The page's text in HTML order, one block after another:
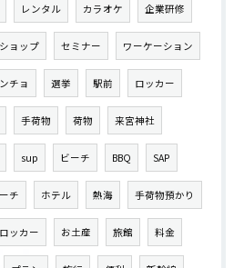
レンタル カラオケ 企業研修
ョップ セミナー ワーケーション
チョ 選挙 駅前 ロッカー
手荷物 荷物 来宮神社
sup ビーチ BBQ SAP
チ ホテル 熱海 手荷物預かり
ッカー お土産 旅館 料金